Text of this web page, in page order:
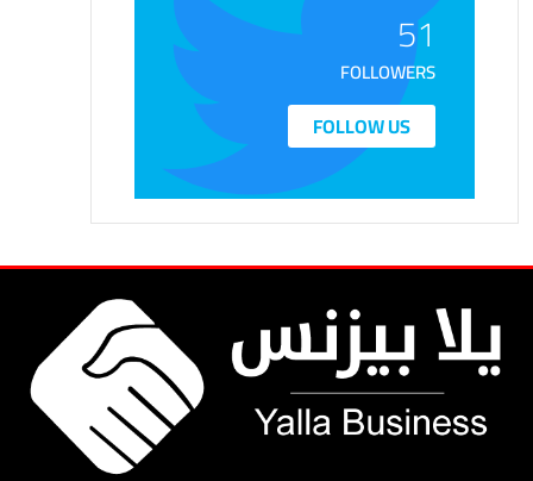
51
FOLLOWERS
FOLLOW US